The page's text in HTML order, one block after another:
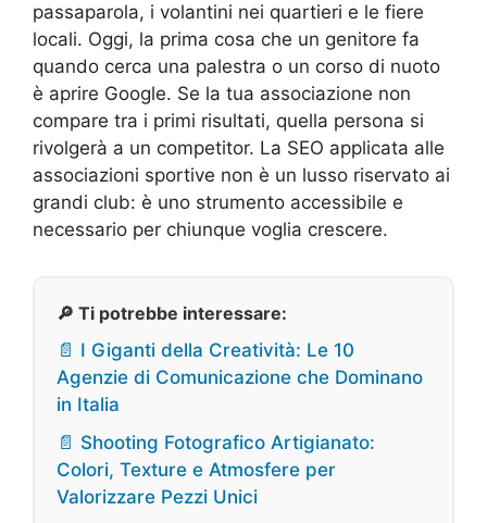
passaparola, i volantini nei quartieri e le fiere
locali. Oggi, la prima cosa che un genitore fa
quando cerca una palestra o un corso di nuoto
è aprire Google. Se la tua associazione non
compare tra i primi risultati, quella persona si
rivolgerà a un competitor. La SEO applicata alle
associazioni sportive non è un lusso riservato ai
grandi club: è uno strumento accessibile e
necessario per chiunque voglia crescere.
🔎 Ti potrebbe interessare:
📄 I Giganti della Creatività: Le 10
Agenzie di Comunicazione che Dominano
in Italia
📄 Shooting Fotografico Artigianato:
Colori, Texture e Atmosfere per
Valorizzare Pezzi Unici